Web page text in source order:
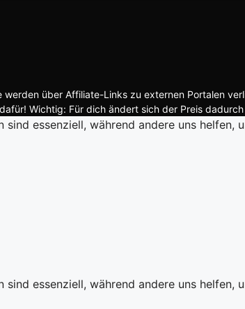
über Affiliate-Links zu externen Portalen
Wichtig: Für dich ändert sich der Preis
essenziell, während andere uns helfen,
essenziell, während andere uns helfen,